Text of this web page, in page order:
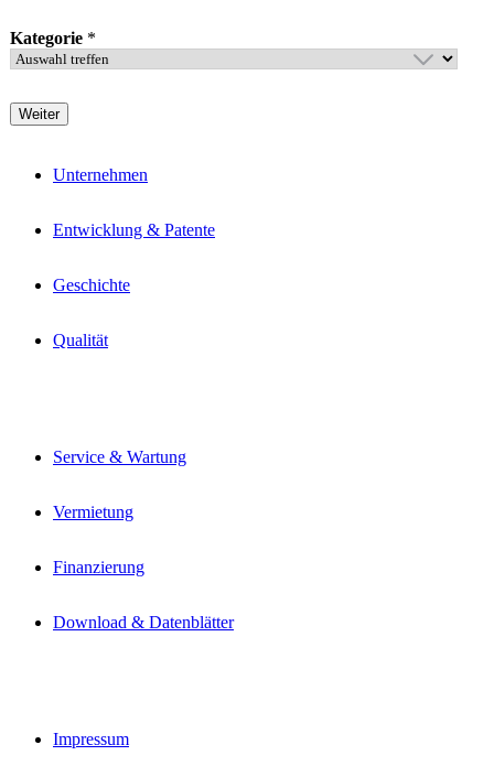
Kategorie *
Weiter
Unternehmen
Entwicklung & Patente
Geschichte
Qualität
Service & Wartung
Vermietung
Finanzierung
Download & Datenblätter
Impressum